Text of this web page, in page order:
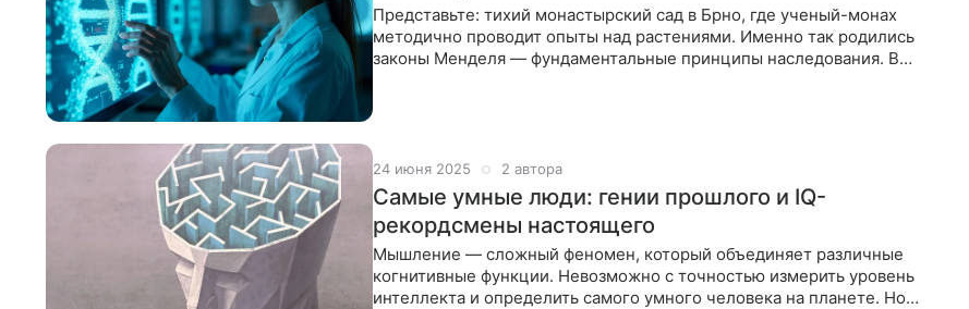
Представьте: тихий монастырский сад в Брно, где ученый-монах
методично проводит опыты над растениями. Именно так родились
законы Менделя — фундаментальные принципы наследования. В
24 июня 2025 2 автора
Самые умные люди: гении прошлого и IQ-
рекордсмены настоящего
Мышление — сложный феномен, который объединяет различные
когнитивные функции. Невозможно с точностью измерить уровень
интеллекта и определить самого умного человека на планете. Но